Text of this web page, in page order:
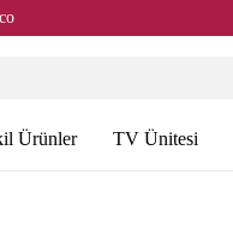
Ürünler TV Ünitesi